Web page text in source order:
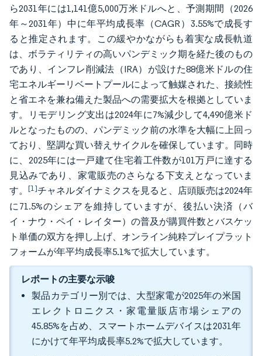
ら2031年には1,141億5,000万米ドルへと、予測期間（2026
年～2031年）中に年平均成長率（CAGR）3.55%で成長す
ると推定されます。この緩やかながらも着実な成長軌道
は、ボラティリティの高いパンデミック期を経た後のもの
であり、インフレ削減法（IRA）が設けた88億米ドルの住
宅エネルギーリベートプールによって触媒された、接続性
と省エネを兼ね備えた製品への需要拡大を根拠としていま
す。リモデリング支出は2024年に7%減少して4,490億米ド
ルとなったものの、パンデミック前の水準を大幅に上回っ
ており、堅調な買い替えサイクルを確保しています。同時
に、2025年には一戸建て住宅着工件数が101万戸に達する
見込みであり、家電販売のさらなる下支えとなっていま
す。 [1]チャネルダイナミクスを見ると、店頭販売は2024年
に71.5%のシェアを維持していますが、後払い決済（バ
イ・ナウ・ペイ・レイター）の普及が購買件数とバスケッ
ト単価の双方を押し上げ、オンライン純粋プレイプラット
フォームが年平均成長率5.1%で拡大しています。
レポートの主要な示唆
製品カテゴリー別では、大型家電が2025年の米国
エレクトロニクス・家電量販店市場シェアの
45.85%を占め、スマートホームデバイスは2031年
にかけて年平均成長率5.2%で拡大しています。